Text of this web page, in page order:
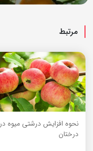
مرتبط
نحوه افزایش درشتی میوه در
درختان